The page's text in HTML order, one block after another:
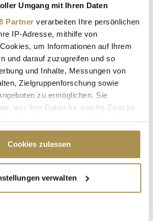
Umgang mit Ihren Daten
Partner verarbeiten Ihre persönlichen
IP-Adresse, mithilfe von
um Informationen auf Ihrem
und darauf zuzugreifen und so
und Inhalte, Messungen von
Zielgruppenforschung sowie
zu ermöglichen. Sie
wer Ihre Daten für welche Zwecke
durch Klicken auf das Privacy
oder widerrufen
über Ihre geografische Lage
bis auf einige Meter genau sein
Cookies zulassen
verwalten